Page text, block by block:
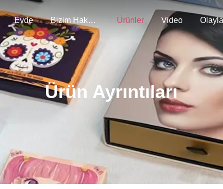
Evde Bizim Hakkımızda Ürünler Video
Ürün Ayrıntıları